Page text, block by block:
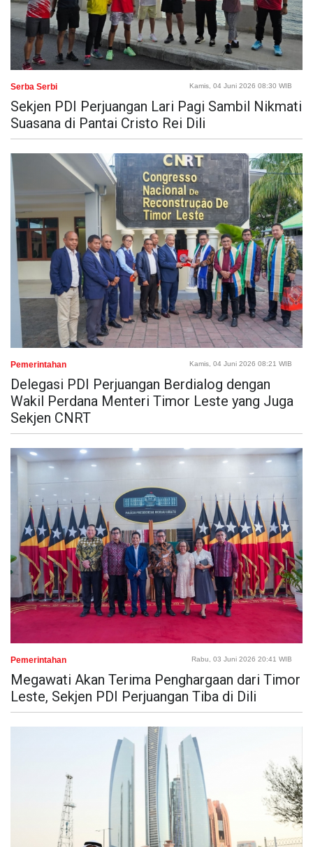
Serba Serbi Kamis, 04 Juni 2026 08:30 WIB
Sekjen PDI Perjuangan Lari Pagi Sambil Nikmati
Suasana di Pantai Cristo Rei Dili
Pemerintahan Kamis, 04 Juni 2026 08:21 WIB
Delegasi PDI Perjuangan Berdialog dengan
Wakil Perdana Menteri Timor Leste yang Juga
Sekjen CNRT
Pemerintahan Rabu, 03 Juni 2026 20:41 WIB
Megawati Akan Terima Penghargaan dari Timor
Leste, Sekjen PDI Perjuangan Tiba di Dili